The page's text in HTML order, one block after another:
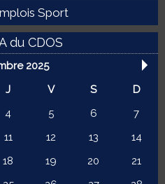
Sport
du CDOS
2025
J V S
D
4 5 6
7
11 12 13
14
18 19 20
21